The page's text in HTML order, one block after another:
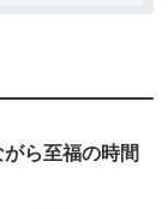
ら至福の時間